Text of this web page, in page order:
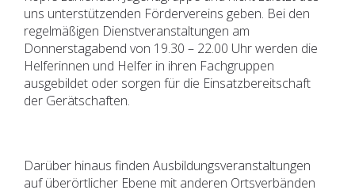
uns unterstützenden Fördervereins geben. Bei den
regelmäßigen Dienstveranstaltungen am
Donnerstagabend von 19.30 – 22.00 Uhr werden die
Helferinnen und Helfer in ihren Fachgruppen
ausgebildet oder sorgen für die Einsatzbereitschaft
der Gerätschaften.
Darüber hinaus finden Ausbildungsveranstaltungen
auf überörtlicher Ebene mit anderen Ortsverbänden